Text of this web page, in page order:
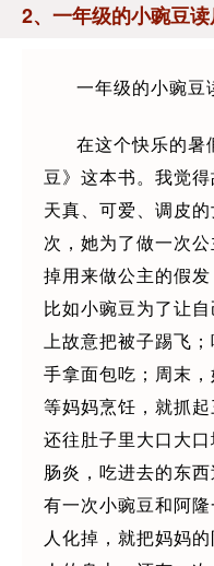
2、一年级的小豌豆
一年级的小豌豆
在这个快乐的暑
豆》这本书。我觉
天真、可爱、调皮
次，她为了做一次
掉用来做公主的假
比如小豌豆为了让
上故意把被子踢飞
手拿面包吃；周末
等妈妈烹饪，就抓
还往肚子里大口大
肠炎，吃进去的东
有一次小豌豆和阿
人化掉，就把妈妈